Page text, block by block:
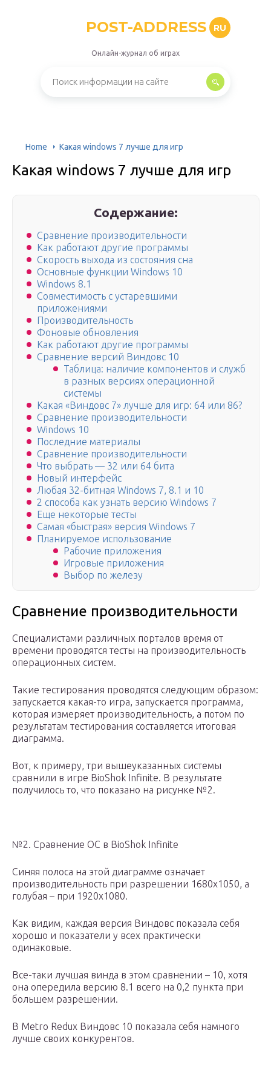
POST-ADDRESS RU
Онлайн-журнал об играх
Home Какая windows 7 лучше для игр
Какая windows 7 лучше для игр
Содержание:
Сравнение производительности
Как работают другие программы
Скорость выхода из состояния сна
Основные функции Windows 10
Windows 8.1
Совместимость с устаревшими
приложениями
Производительность
Фоновые обновления
Как работают другие программы
Сравнение версий Виндовс 10
Таблица: наличие компонентов и служб
в разных версиях операционной
системы
Какая «Виндовс 7» лучше для игр: 64 или 86?
Сравнение производительности
Windows 10
Последние материалы
Сравнение производительности
Что выбрать — 32 или 64 бита
Новый интерфейс
Любая 32-битная Windows 7, 8.1 и 10
2 способа как узнать версию Windows 7
Еще некоторые тесты
Самая «быстрая» версия Windows 7
Планируемое использование
Рабочие приложения
Игровые приложения
Выбор по железу
Сравнение производительности
Специалистами различных порталов время от
времени проводятся тесты на производительность
операционных систем.
Такие тестирования проводятся следующим образом:
запускается какая-то игра, запускается программа,
которая измеряет производительность, а потом по
результатам тестирования составляется итоговая
диаграмма.
Вот, к примеру, три вышеуказанных системы
сравнили в игре BioShok Infinite. В результате
получилось то, что показано на рисунке №2.
№2. Сравнение ОС в BioShok Infinite
Синяя полоса на этой диаграмме означает
производительность при разрешении 1680х1050, а
голубая – при 1920х1080.
Как видим, каждая версия Виндовс показала себя
хорошо и показатели у всех практически
одинаковые.
Все-таки лучшая винда в этом сравнении – 10, хотя
она опередила версию 8.1 всего на 0,2 пункта при
большем разрешении.
В Metro Redux Виндовс 10 показала себя намного
лучше своих конкурентов.